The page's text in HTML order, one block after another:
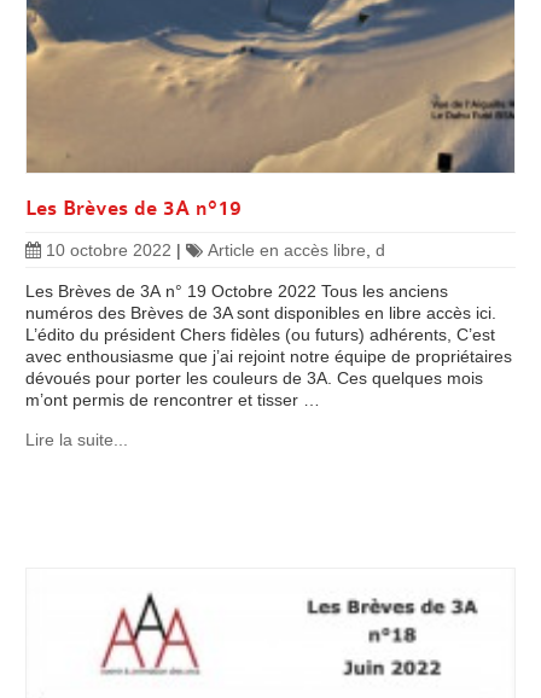
Les Brèves de 3A n°19
10 octobre 2022 | Article en accès libre ,d
Les Brèves de 3A n° 19 Octobre 2022 Tous les anciens
numéros des Brèves de 3A sont disponibles en libre accès ici.
L’édito du président Chers fidèles (ou futurs) adhérents, C’est
avec enthousiasme que j’ai rejoint notre équipe de propriétaires
dévoués pour porter les couleurs de 3A. Ces quelques mois
m’ont permis de rencontrer et tisser …
Lire la suite...